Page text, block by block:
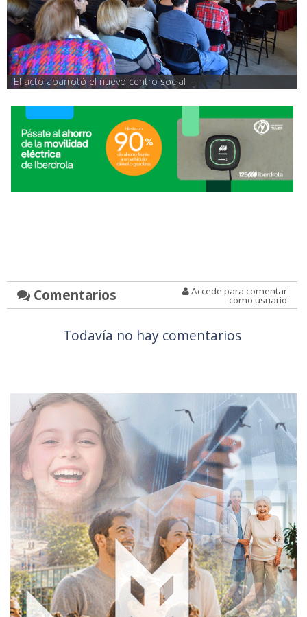
El acto abarrotó el nuevo centro social
Comentarios Accede para comentar
como usuario
Todavía no hay comentarios